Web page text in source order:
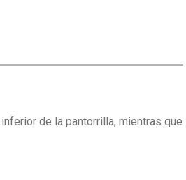
de la pantorrilla, mientras que